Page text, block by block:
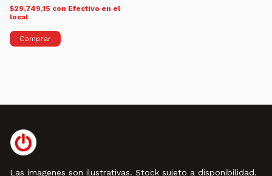
$29.749,15 con Efectivo en el
local
Las imagenes son ilustrativas. Stock sujeto a disponibilidad.